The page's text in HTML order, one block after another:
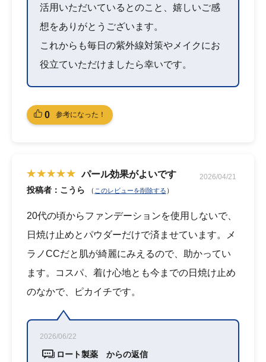
活用いただいているとのこと、嬉しいご感
想をありがとうございます。
これからも毎日の紫外線対策やメイクにお
役立ていただけましたら幸いです。
0 参考になった！
パール効果がよいです 2026/04/21
投稿者：こうら （ このレビューを削除する ）
20代の頃からファンデーションを使用しないで、
日焼け止めとパウダーだけで済ませています。メ
ラノCCだと肌が綺麗にみえるので、助かってい
ます。コスパ、着け心地とも今までの日焼け止め
のなかで、ピカイチです。
ロート製薬 からの返信
2026/06/22